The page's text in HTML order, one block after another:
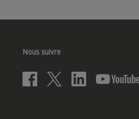
Nous suivre